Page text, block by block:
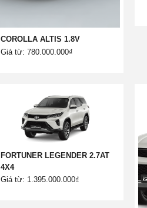
COROLLA ALTIS 1.8V
Giá từ: 780.000.000₫
FORTUNER LEGENDER 2.7AT
4X4
Giá từ: 1.395.000.000₫